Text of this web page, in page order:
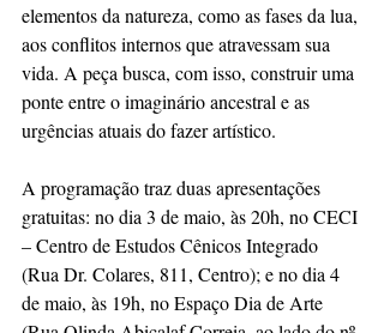
elementos da natureza, como as fases da lua,
aos conflitos internos que atravessam sua
vida. A peça busca, com isso, construir uma
ponte entre o imaginário ancestral e as
urgências atuais do fazer artístico.
A programação traz duas apresentações
gratuitas: no dia 3 de maio, às 20h, no CECI
– Centro de Estudos Cênicos Integrado
(Rua Dr. Colares, 811, Centro); e no dia 4
de maio, às 19h, no Espaço Dia de Arte